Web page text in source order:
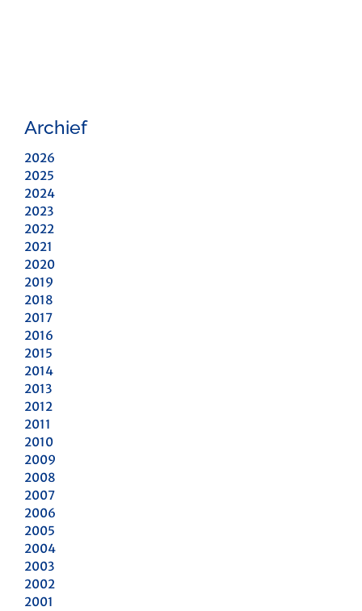
Archief
2026
2025
2024
2023
2022
2021
2020
2019
2018
2017
2016
2015
2014
2013
2012
2011
2010
2009
2008
2007
2006
2005
2004
2003
2002
2001